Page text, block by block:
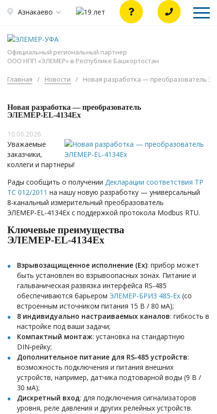
Азнакаево
Официальный региональный партнер
ООО НПП «ЭЛЕМЕР» в Республике Башкортостан
Главная / Новости / Новая разработка — преобразователь
Новая разработка — преобразователь
ЭЛЕМЕР‑EL‑4134Ех
10.06.2026
Уважаемые
заказчики,
коллеги и партнеры!
Рады сообщить о получении Декларации cоответствия ТР
ТС 012/2011 на нашу новую разработку — универсальный
8‑канальный измерительный преобразователь
ЭЛЕМЕР‑EL‑4134Ех с поддержкой протокола Modbus RTU.
Ключевые преимущества
ЭЛЕМЕР‑EL‑4134Ех
Взрывозащищенное исполнение (Ex): прибор может
быть установлен во взрывоопасных зонах. Питание и
гальваническая развязка интерфейса RS‑485
обеспечиваются барьером ЭЛЕМЕР‑БРИЗ 485‑Ех (со
встроенным источником питания 15 В / 80 мА);
8 индивидуально настраиваемых каналов: гибкость в
настройке под ваши задачи;
Компактный монтаж: установка на стандартную
DIN‑рейку;
Дополнительное питание для RS‑485 устройств:
возможность подключения и питания внешних
устройств, например, датчика подтоварной воды (9 В /
30 мА);
Дискретный вход: для подключения сигнализаторов
уровня, реле давления и других релейных устройств.